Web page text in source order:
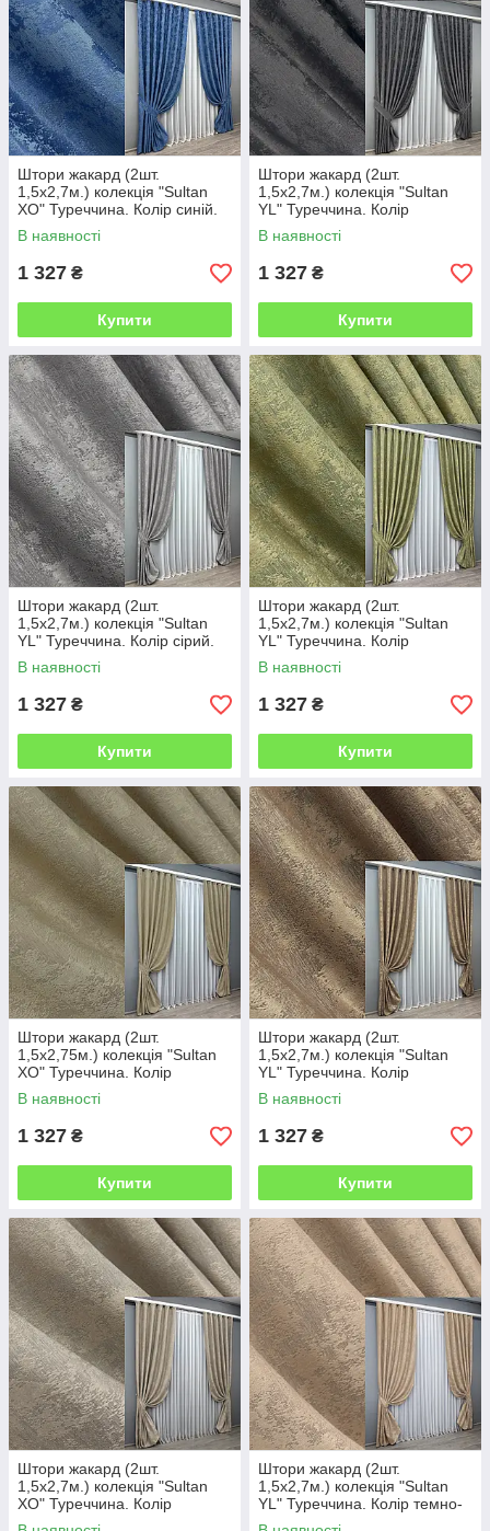
Штори жакард (2шт.
1,5х2,7м.) колекція "Sultan
XO" Туреччина. Колір синій.
Код 1149ш 30-955
В наявності
1 327 ₴
Купити
Штори жакард (2шт.
1,5х2,7м.) колекція "Sultan
YL" Туреччина. Колір
графітовий. Код 1211ш 33-
0045
В наявності
1 327 ₴
Купити
Штори жакард (2шт.
1,5х2,7м.) колекція "Sultan
YL" Туреччина. Колір сірий.
Код 1212ш 33-0037
В наявності
1 327 ₴
Купити
Штори жакард (2шт.
1,5х2,7м.) колекція "Sultan
YL" Туреччина. Колір
оливковий. Код 1213ш 33-
0039
В наявності
1 327 ₴
Купити
Штори жакард (2шт.
1,5х2,75м.) колекція "Sultan
XO" Туреччина. Колір
золотистий. Код 1284ш 33-
0131
В наявності
1 327 ₴
Купити
Штори жакард (2шт.
1,5х2,7м.) колекція "Sultan
YL" Туреччина. Колір
капучино. Код 1207ш 33-0042
В наявності
1 327 ₴
Купити
Штори жакард (2шт.
1,5х2,7м.) колекція "Sultan
XO" Туреччина. Колір
капучино. Код 1683ш 33-0560
Штори жакард (2шт.
1,5х2,7м.) колекція "Sultan
YL" Туреччина. Колір темно-
бежевий. Код 1699ш 33-0597